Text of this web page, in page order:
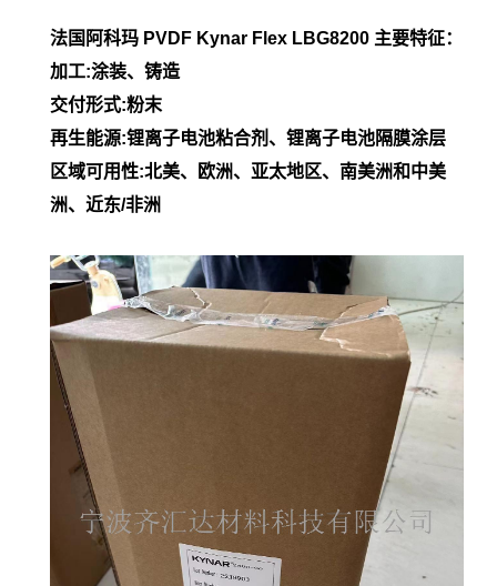
法国阿科玛 PVDF Kynar Flex LBG8200 主要特征：
加工:涂装、铸造
交付形式:粉末
再生能源:锂离子电池粘合剂、锂离子电池隔膜涂层
区域可用性:北美、欧洲、亚太地区、南美洲和中美
洲、近东/非洲